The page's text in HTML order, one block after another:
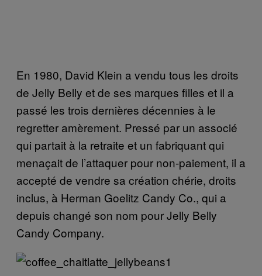
En 1980, David Klein a vendu tous les droits
de Jelly Belly et de ses marques filles et il a
passé les trois dernières décennies à le
regretter amèrement. Pressé par un associé
qui partait à la retraite et un fabriquant qui
menaçait de l’attaquer pour non-paiement, il a
accepté de vendre sa création chérie, droits
inclus, à Herman Goelitz Candy Co., qui a
depuis changé son nom pour Jelly Belly
Candy Company.